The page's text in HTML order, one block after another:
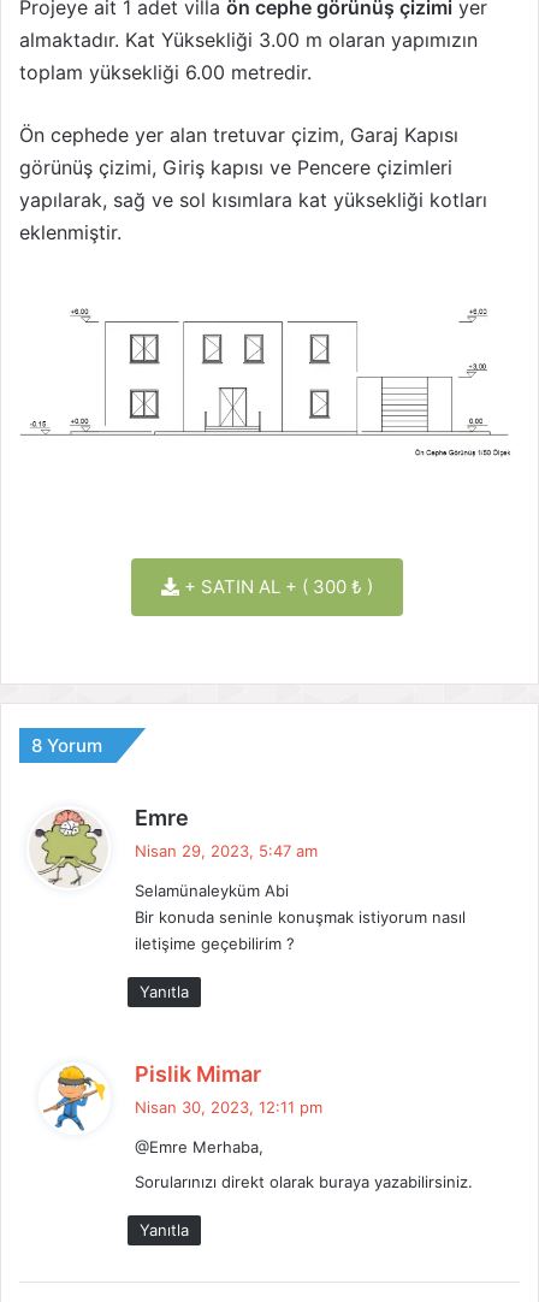
Projeye ait 1 adet villa ön cephe görünüş çizimi yer
almaktadır. Kat Yüksekliği 3.00 m olaran yapımızın
toplam yüksekliği 6.00 metredir.
Ön cephede yer alan tretuvar çizim, Garaj Kapısı
görünüş çizimi, Giriş kapısı ve Pencere çizimleri
yapılarak, sağ ve sol kısımlara kat yüksekliği kotları
eklenmiştir.
+ SATIN AL + ( 300 ₺ )
8 Yorum
Emre
e
i
k
i
:
Nisan 29, 2023, 5:47 am
Selamünaleyküm Abi
Bir konuda seninle konuşmak istiyorum nasıl
iletişime geçebilirim ?
Yanıtla
Pislik Mimar
e
i
k
Nisan 30, 2023, 12:11 pm
@Emre Merhaba,
Sorularınızı direkt olarak buraya yazabilirsiniz.
Yanıtla